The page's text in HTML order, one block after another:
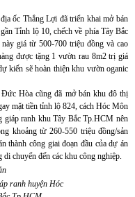
ốc Thắng Lợi đã triển khai mở bán
Tỉnh lộ 10, chếch về phía Tây Bắc
giá từ 500-700 triệu đồng và cao
được tặng 1 vườn rau 8m2 trị giá
kiến sẽ hoàn thiện khu vườn oganic
Hòa cũng đã mở bán khu đô thị
mặt tiền tỉnh lộ 824, cách Hóc Môn
ranh khu Tây Bắc Tp.HCM nên
khoảng từ 260-550 triệu đồng/sản
thành công giai đoạn đầu của dự án
chuyển đến các khu công nghiệp.
ranh huyện Hóc